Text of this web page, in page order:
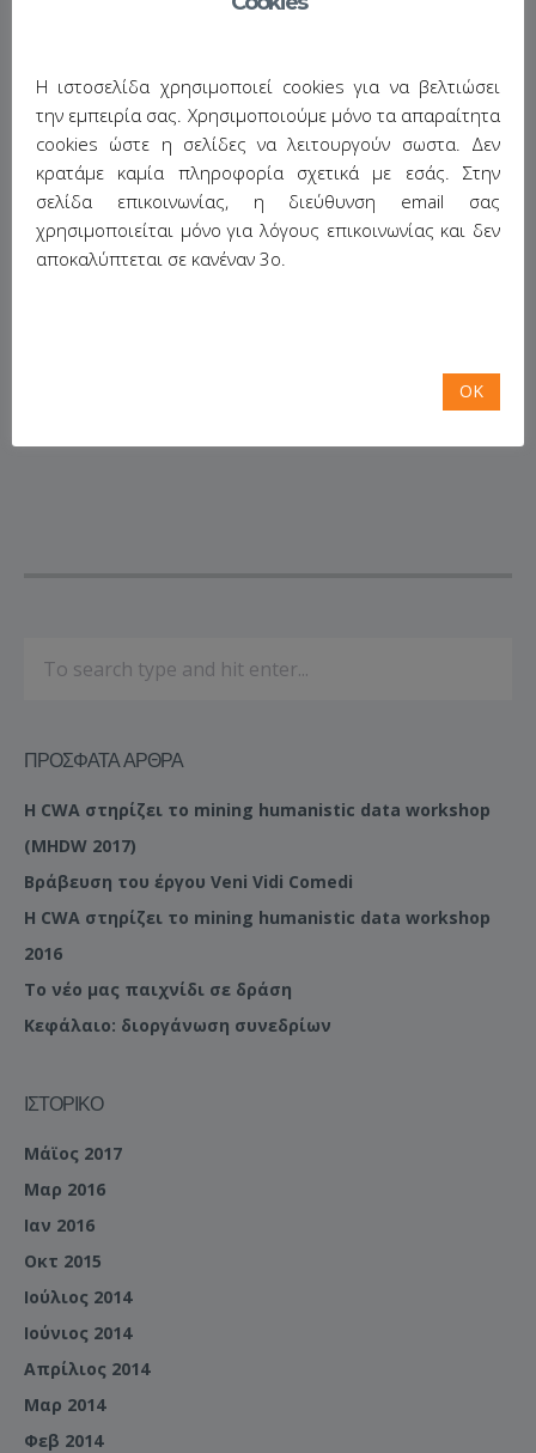
και επίσης, κι εδώ είναι το καλύτερο, πώς να φτιάξετε ένα
Ως τότε, tah, tah.
Share This:
Posted in:everyday computing,security,ασφάλεια /
Tagged:captcha,form completion
ΠΡΌΣΦΑΤΑ ΆΡΘΡΑ
Η CWA στηρίζει το mining humanistic data workshop
(MHDW 2017)
Βράβευση του έργου Veni Vidi Comedi
Η CWA στηρίζει το mining humanistic data workshop
2016
Το νέο μας παιχνίδι σε δράση
Κεφάλαιο: διοργάνωση συνεδρίων
ΙΣΤΟΡΙΚΌ
Μάϊος 2017
Μαρ 2016
Ιαν 2016
Οκτ 2015
Ιούλιος 2014
Ιούνιος 2014
Απρίλιος 2014
Μαρ 2014
Φεβ 2014
Η ιστοσελίδα χρησιμοποιεί cookies για να βελτιώσει
την εμπειρία σας. Χρησιμοποιούμε μόνο τα απαραίτητα
cookies ώστε η σελίδες να λειτουργούν σωστα. Δεν
κρατάμε καμία πληροφορία σχετικά με εσάς. Στην
σελίδα επικοινωνίας, η διεύθυνση email σας
χρησιμοποιείται μόνο για λόγους επικοινωνίας και δεν
αποκαλύπτεται σε κανέναν 3ο.
OK